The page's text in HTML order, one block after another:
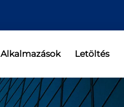
Alkalmazások Letöltés